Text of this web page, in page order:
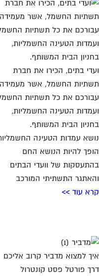
בתים, הכירו את חברת
החשמל, אשר מעמידה
את כל תשתיות החשמל,
הטעינה החשמליות,
הבית המשותף.
עמדות הטעינה החשמליות
להיות הנושא החם
של וועדי הבתים
התשתיתי המורכב
עוד >>
למצוא מדביר קרוב אליכם
פורטל פסט קונטרול